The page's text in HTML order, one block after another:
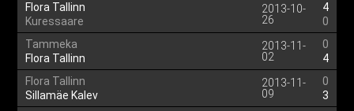
Flora Tallinn
Kuressaare
2013-10-
26
4
0
Tammeka
Flora Tallinn
2013-11-
02
0
4
Flora Tallinn
Sillamäe Kalev
2013-11-
09
0
3